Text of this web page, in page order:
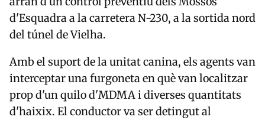
d'Esquadraa la carretera N-230, a la sortida nord
del túnel de Vielha.
Amb el suport de la unitat canina, els agents van
interceptar una furgoneta en què van localitzar
prop d'un quilo d'MDMA i diverses quantitats
d'haixix. El conductor va ser detingut al